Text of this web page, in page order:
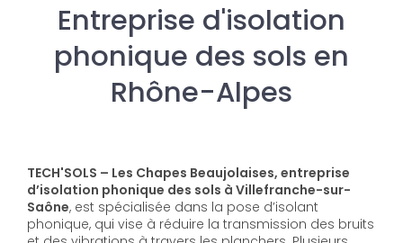
Entreprise d'isolation
phonique des sols en
Rhône-Alpes
TECH'SOLS – Les Chapes Beaujolaises, entreprise
d’isolation phonique des sols à Villefranche-sur-
Saône, est spécialisée dans la pose d’isolant
phonique, qui vise à réduire la transmission des bruits